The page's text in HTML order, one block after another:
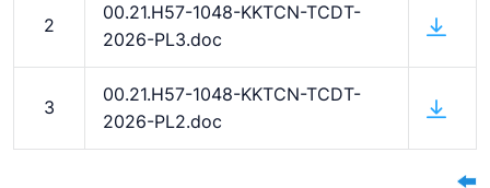
2
00.21.H57-1048-KKTCN-TCDT-
2026-PL3.doc
3
00.21.H57-1048-KKTCN-TCDT-
2026-PL2.doc